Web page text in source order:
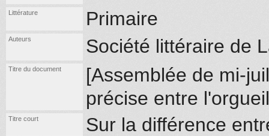
Littérature Primaire
Auteurs Société littéraire de
Titre du document
[Assemblée de mi-
précise entre
Titre court Sur la différence